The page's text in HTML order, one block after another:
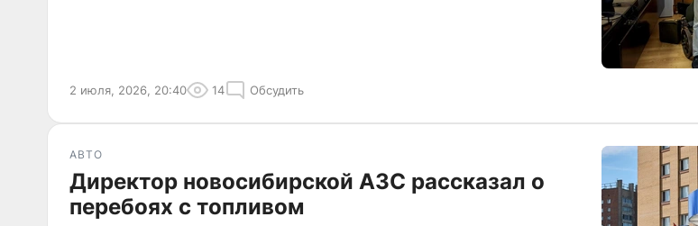
2 июля, 2026, 20:40 14 Обсудить
АВТО
Директор новосибирской АЗС рассказал о
перебоях с топливом